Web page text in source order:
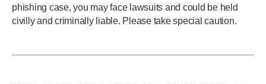
phishing case, you may face lawsuits and could be held
civilly and criminally liable. Please take special caution.